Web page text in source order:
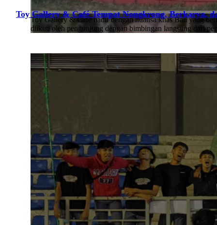
Toy Gallery & Café hadir dengan nuansa khas Bali yang
diikuti oleh pengunjung dengan bimbingan langsung dari
Toy Gallery & Café Tempat Nongkrong, Berkarya,